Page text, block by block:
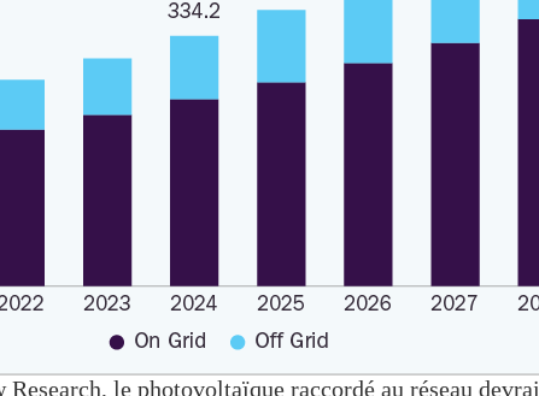
le photovoltaïque raccordé au réseau